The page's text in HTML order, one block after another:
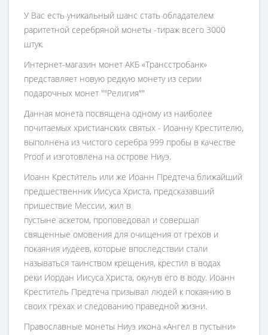
У Вас есть уникальный шанс стать обладателем
раритетной серебряной монеты -тираж всего 3000
штук.
Интернет-магазин монет АКБ «Трансстробанк»
представляет новую редкую монету из серии
подарочных монет ""Религия""
Данная монета посвящена одному из наиболее
почитаемых христианских святых - Иоанну Крестителю,
выполнена из чистого серебра 999 пробы в качестве
Proof и изготовлена на острове Ниуэ.
Иоанн Крести́тель или же Иоанн Предтеча ближайший
предшественник Иисуса Христа, предсказавший
пришествие Мессии, жил в
пустыне аскетом, проповедовал и совершал
священные омовения для очищения от грехов и
покаяния иудеев, которые впоследствии стали
называться таинством крещения, крестил в водах
реки Иордан Иисуса Христа, окунув его в воду. Иоанн
Креститель Предтеча призывал людей к покаянию в
своих грехах и следованию праведной жизни.
Православные монеты Ниуэ икона «Ангел в пустыни»